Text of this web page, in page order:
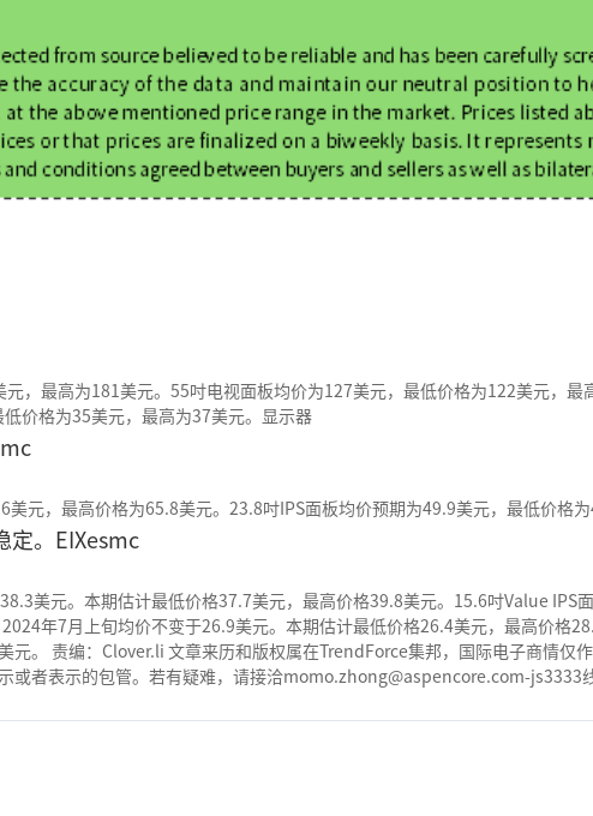
，最高为181美元。55吋电视面板均价为127美元，最低价格为122美元，最
价格为35美元，最高为37美元。显示器
元，最高价格为65.8美元。23.8吋IPS面板均价预期为49.9美元，最低价格
定。EIXesmc
美元。本期估计最低价格37.7美元，最高价格39.8美元。15.6吋Value
年7月上旬均价不变于26.9美元。本期估计最低价格26.4美元，最高价格
元。 责编：Clover.li 文章来历和版权属在TrendForce集邦，国际电子商情仅
或者表示的包管。若有疑难，请接洽momo.zhong@aspencore.com-js3333